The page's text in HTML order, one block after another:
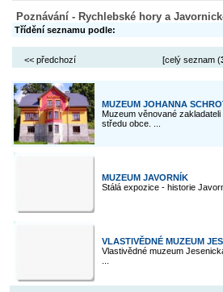
Poznávání - Rychlebské hory a
Třídění seznamu podle:
<< předchozí [celý seznam (
MUZEUM JOHANNA
Muzeum věnované
středu obce. ...
MUZEUM JAVORNÍK
Stálá expozice - historie
VLASTIVĚDNÉ MUZEUM
Vlastivědné muzeum